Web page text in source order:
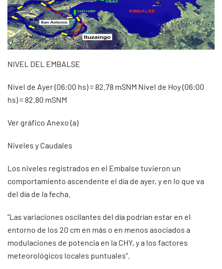
NIVEL DEL EMBALSE
Nivel de Ayer (06:00 hs) = 82.78 mSNM Nivel de Hoy (06:00
hs) = 82.80 mSNM
Ver gráfico Anexo (a)
Niveles y Caudales
Los niveles registrados en el Embalse tuvieron un
comportamiento ascendente el día de ayer, y en lo que va
del día de la fecha.
“Las variaciones oscilantes del día podrían estar en el
entorno de los 20 cm en más o en menos asociados a
modulaciones de potencia en la CHY, y a los factores
meteorológicos locales puntuales”.